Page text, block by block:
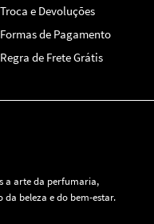
Troca e Devoluções
Formas de Pagamento
Regra de Frete Grátis
a arte da perfumaria,
beleza e do bem-estar.